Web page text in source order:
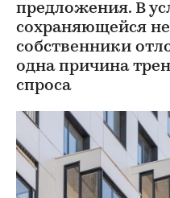
предложения. В
сохраняющейся
собственники
одна причина
спроса